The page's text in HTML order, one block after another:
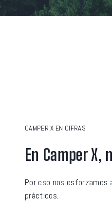
CAMPER X EN CIFRAS
En Camper
Por eso nos esforzamos
prácticos.